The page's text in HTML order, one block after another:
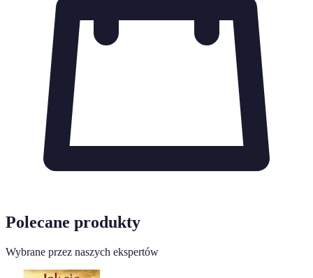
Polecane produkty
Wybrane przez naszych ekspertów